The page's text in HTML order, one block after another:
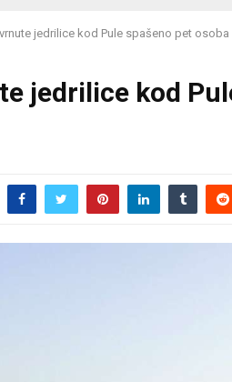
jedrilice kod Pule spašeno pet osoba
jedrilice kod